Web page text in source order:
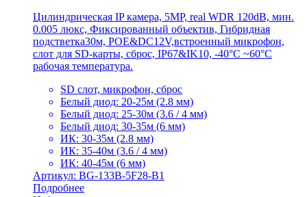
Цилиндрическая IP камера, 5MP, real WDR 120dB, мин.
0.005 люкс, Фиксированный объектив, Гибридная
подстветка30м, POE&DC12V,встроенный микрофон,
слот для SD-карты, сброс, IP67&IK10, -40°C ~60°C
рабочая температура.
SD слот, микрофон, сброс
Белый диод: 20-25м (2.8 мм)
Белый диод: 25-30м (3.6 / 4 мм)
Белый диод: 30-35м (6 мм)
ИК: 30-35м (2.8 мм)
ИК: 35-40м (3.6 / 4 мм)
ИК: 40-45м (6 мм)
Артикул: BG-133B-5F28-B1
Подробнее